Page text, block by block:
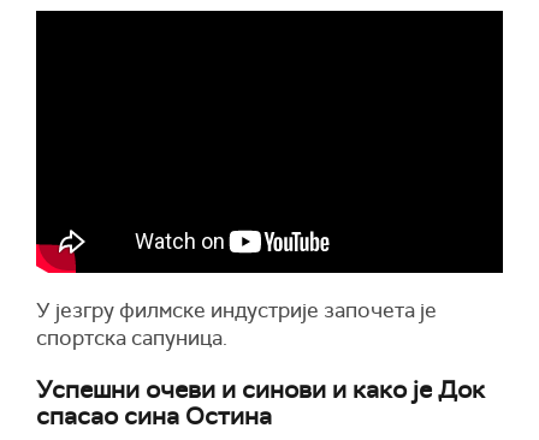
У језгру филмске индустрије започета је
спортска сапуница.
Успешни очеви и синови и како је Док
спасао сина Остина